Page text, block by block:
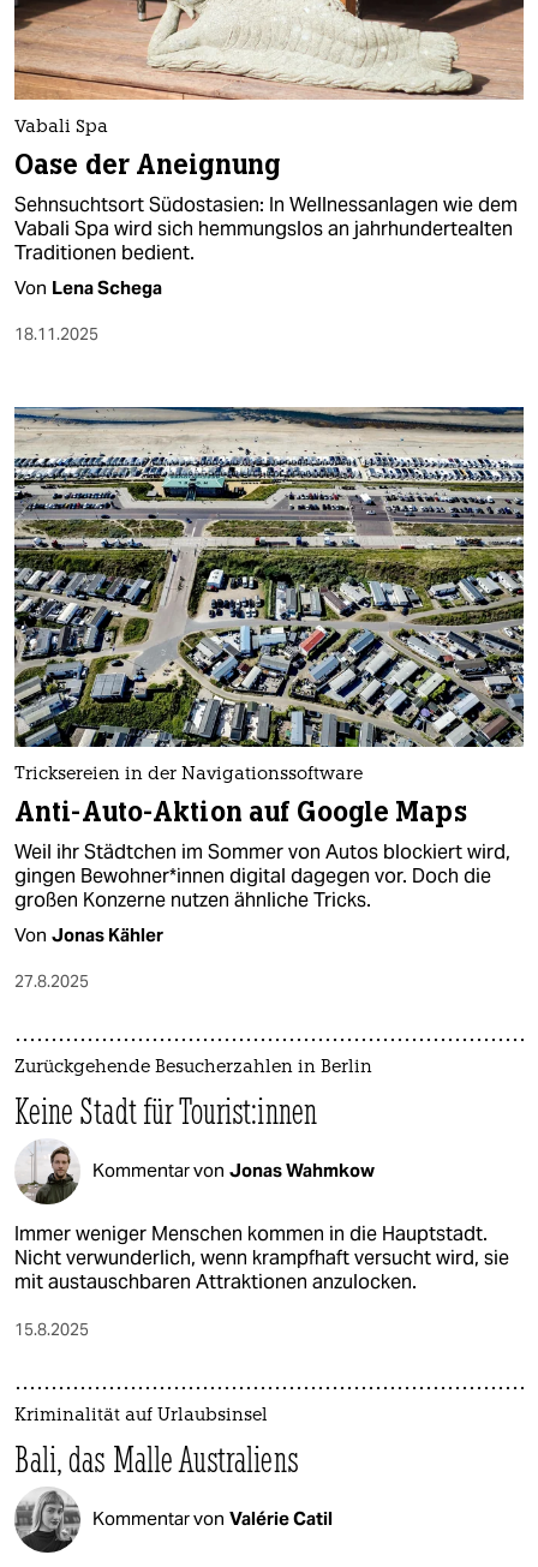
Vabali Spa
Oase der Aneignung
Sehnsuchtsort Südostasien: In Wellnessanlagen wie dem
Vabali Spa wird sich hemmungslos an jahrhundertealten
Traditionen bedient.
Von Lena Schega
18.11.2025
Tricksereien in der Navigationssoftware
Anti-Auto-Aktion auf Google Maps
Weil ihr Städtchen im Sommer von Autos blockiert wird,
gingen Be­woh­ne­r*in­nen digital dagegen vor. Doch die
großen Konzerne nutzen ähnliche Tricks.
Von Jonas Kähler
27.8.2025
Zurückgehende Besucherzahlen in Berlin
Keine Stadt für Tou­ris­t:in­nen
Kommentar von Jonas Wahmkow
Immer weniger Menschen kommen in die Hauptstadt.
Nicht verwunderlich, wenn krampfhaft versucht wird, sie
mit austauschbaren Attraktionen anzulocken.
15.8.2025
Kriminalität auf Urlaubsinsel
Bali, das Malle Australiens
Kommentar von Valérie Catil